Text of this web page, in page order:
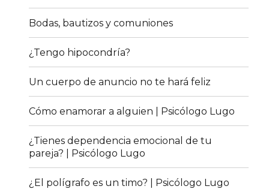
Bodas, bautizos y comuniones
¿Tengo hipocondría?
Un cuerpo de anuncio no te hará feliz
Cómo enamorar a alguien | Psicólogo Lugo
¿Tienes dependencia emocional de tu
pareja? | Psicólogo Lugo
¿El polígrafo es un timo? | Psicólogo Lugo